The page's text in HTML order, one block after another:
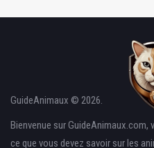
GuideAnimaux © 2026.
Bienvenue sur
ce que vous devez savoir sur les